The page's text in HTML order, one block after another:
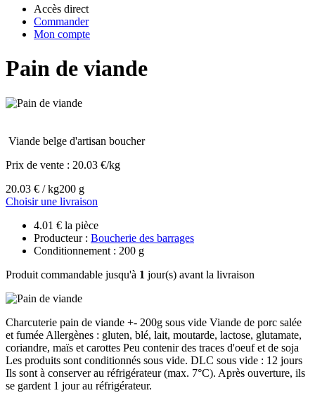
Accès direct
Commander
Mon compte
Pain de viande
Viande belge d'artisan boucher
Prix de vente : 20.03 €/kg
20.03 € / kg200 g
Choisir une livraison
4.01 € la pièce
Producteur : Boucherie des barrages
Conditionnement : 200 g
Produit commandable jusqu'à 1 jour(s) avant la livraison
Charcuterie pain de viande +- 200g sous vide Viande de porc salée
et fumée Allergènes : gluten, blé, lait, moutarde, lactose, glutamate,
coriandre, maïs et carottes Peu contenir des traces d'oeuf et de soja
Les produits sont conditionnés sous vide. DLC sous vide : 12 jours
Ils sont à conserver au réfrigérateur (max. 7°C). Après ouverture, ils
se gardent 1 jour au réfrigérateur.